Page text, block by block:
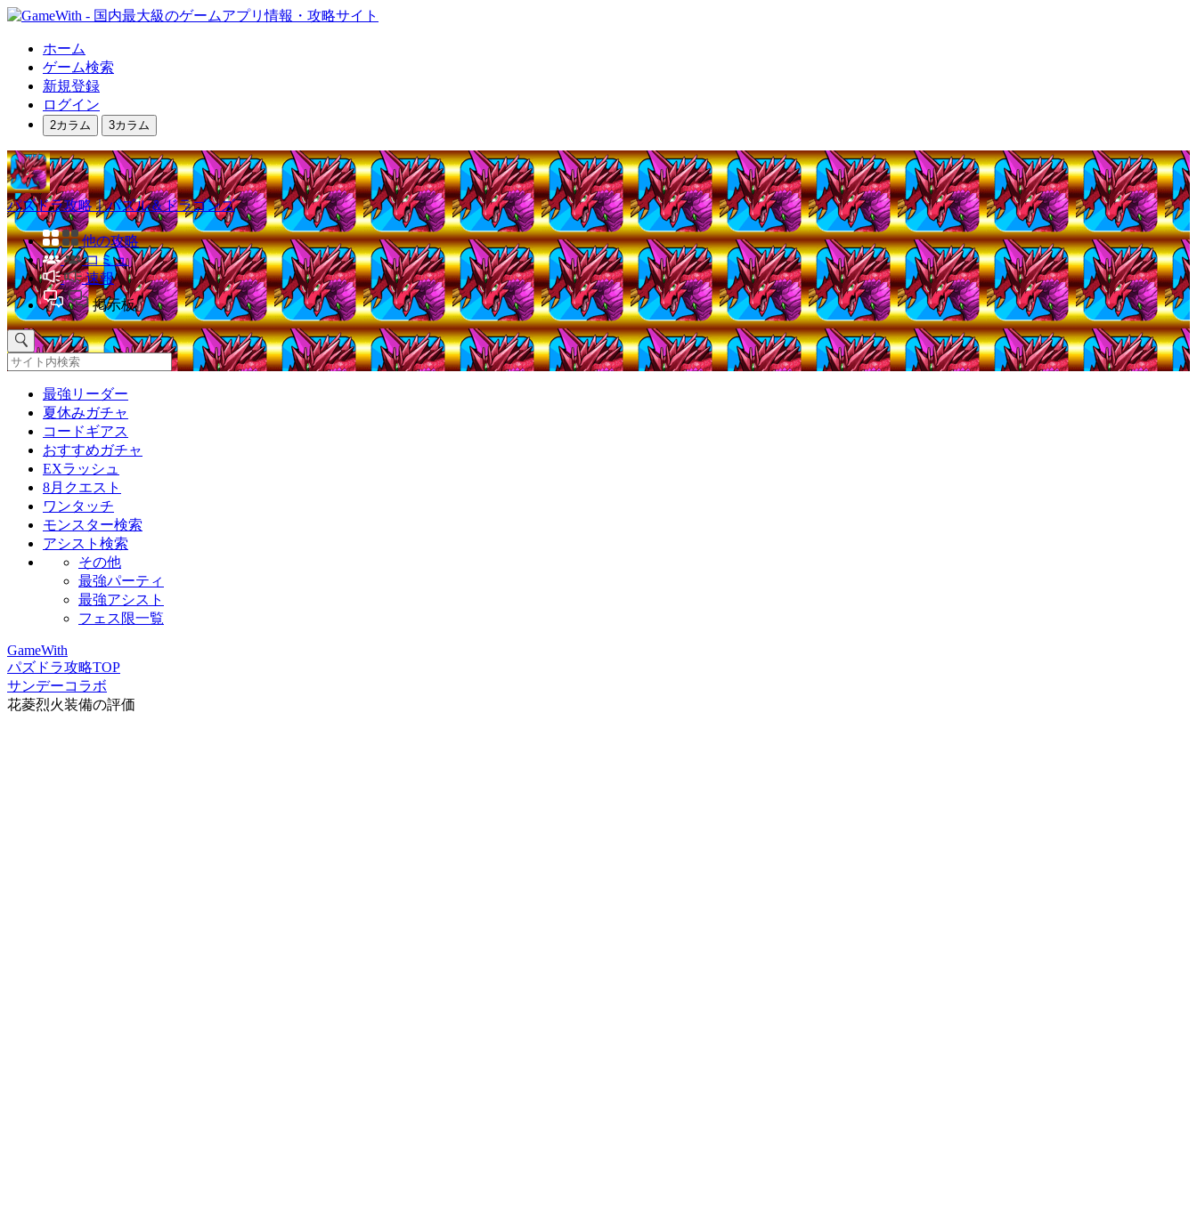
ホーム
ゲーム検索
新規登録
ログイン
2カラム 3カラム
パズドラ攻略｜パズル＆ドラゴンズ
他の攻略
コミュ
速報
掲示板
最強リーダー
夏休みガチャ
コードギアス
おすすめガチャ
EXラッシュ
8月クエスト
ワンタッチ
モンスター検索
アシスト検索
その他
最強パーティ
最強アシスト
フェス限一覧
GameWith
パズドラ攻略TOP
サンデーコラボ
花菱烈火装備の評価